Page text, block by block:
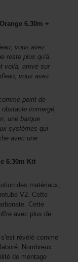
6.30m +
vous avez
reste plus qu'à
voilà, arrivé sur
vous avez
point de
immergé,
une barque
systèmes qui
avec une
6.30m Kit
des matériaux,
V2. Cette
Cette
avec plus de
révélé comme
Nombreux
de montage